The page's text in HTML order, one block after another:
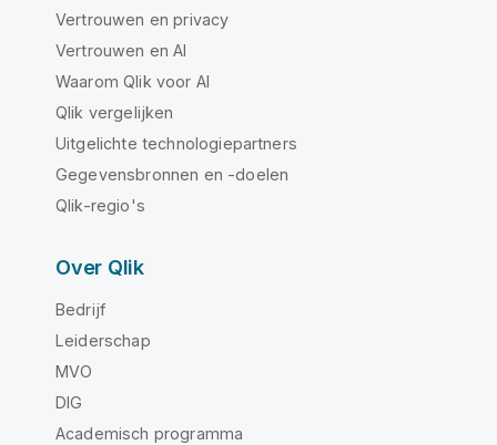
Vertrouwen en privacy
Vertrouwen en AI
Waarom Qlik voor AI
Qlik vergelijken
Uitgelichte technologiepartners
Gegevensbronnen en -doelen
Qlik-regio's
Over Qlik
Bedrijf
Leiderschap
MVO
DIG
Academisch programma